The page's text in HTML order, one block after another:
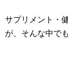
サプリメント・
が、そんな中で